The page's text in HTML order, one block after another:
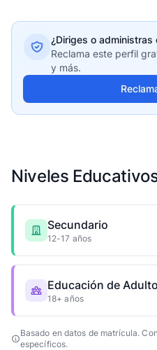
¿Diriges o administras
Reclama este perfil
y más.
Niveles
Secundario
12-17 años
Educación de
18+ años
Basado en datos de matrícula.
específicos.